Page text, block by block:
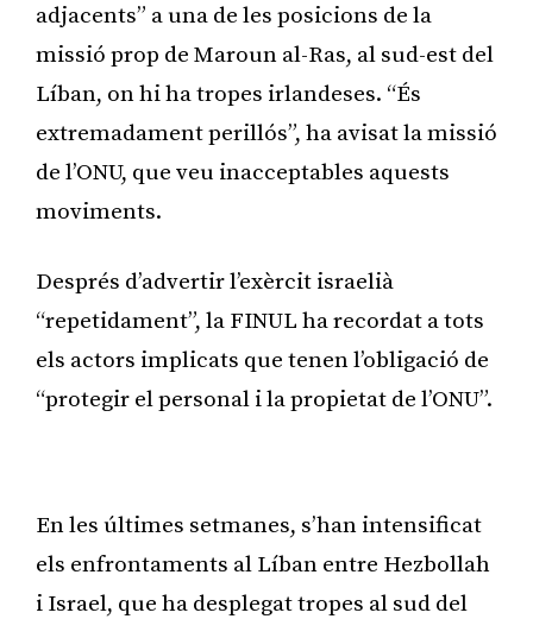
adjacents” a una de les posicions de la
missió prop de Maroun al-Ras, al sud-est del
Líban, on hi ha tropes irlandeses. “És
extremadament perillós”, ha avisat la missió
de l’ONU, que veu inacceptables aquests
moviments.
Després d’advertir l’exèrcit israelià
“repetidament”, la FINUL ha recordat a tots
els actors implicats que tenen l’obligació de
“protegir el personal i la propietat de l’ONU”.
En les últimes setmanes, s’han intensificat
els enfrontaments al Líban entre Hezbollah
i Israel, que ha desplegat tropes al sud del